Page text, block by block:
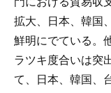
拡大、日本、韓国
鮮明にでている。
ラツキ度合いは突
て、日本、韓国、